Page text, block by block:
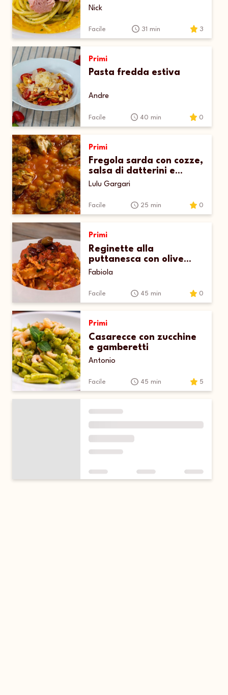
Nick
Facile 31 min 3
Primi
Pasta fredda estiva
Andre
Facile 40 min 0
Primi
Fregola sarda con cozze,
salsa di datterini e
pecorino
Lulu Gargari
Facile 25 min 0
Primi
Reginette alla
puttanesca con olive
taggiasche
Fabiola
Facile 45 min 0
Primi
Casarecce con zucchine
e gamberetti
Antonio
Facile 45 min 5